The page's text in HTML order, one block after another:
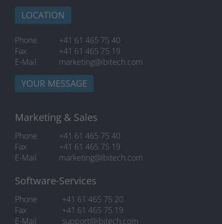
LOCATION
Phone
+41 61 465 75 40
Fax
+41 61 465 75 19
E-Mail
marketing@ibitech.com
YOUR MESSAGE
Marketing & Sales
Phone
+41 61 465 75 40
Fax
+41 61 465 75 19
E-Mail
marketing@ibitech.com
Software-Services
Phone
+41 61 465 75 20
Fax
+41 61 465 75 19
E-Mail
support@ibitech.com